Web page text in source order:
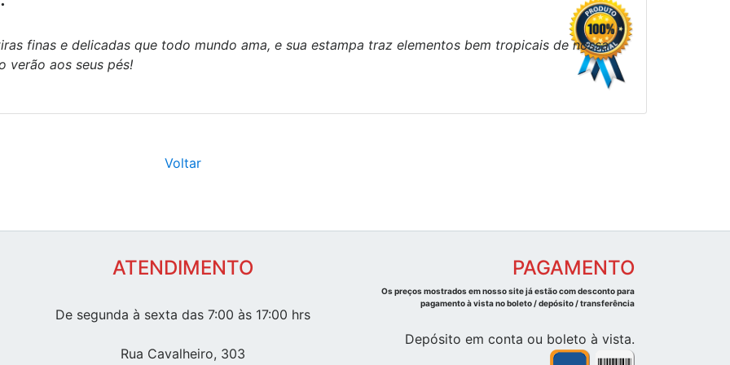
finas e delicadas que todo mundo ama, e sua estampa traz elementos bem tropicais de nossa
verão aos seus pés!
Voltar
ATENDIMENTO
De segunda à sexta das 7:00 às 17:00 hrs
Rua Cavalheiro, 303
PAGAMENTO
Os preços mostrados em nosso site já estão com desconto para
pagamento à vista no boleto / depósito / transferência
Depósito em conta ou boleto à vista.